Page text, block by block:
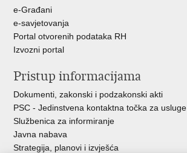
e-Građani
e-savjetovanja
Portal otvorenih podataka RH
Izvozni portal
Pristup informacijama
Dokumenti, zakonski i podzakonski akti
PSC - Jedinstvena kontaktna točka za usluge
Službenica za informiranje
Javna nabava
Strategija, planovi i izvješća